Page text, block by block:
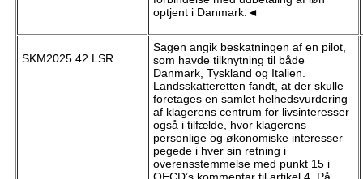
optjent i Danmark.◄
SKM2025.42.LSR
Sagen angik beskatningen af en pilot,
som havde tilknytning til både
Danmark, Tyskland og Italien.
Landsskatteretten fandt, at der skulle
foretages en samlet helhedsvurdering
af klagerens centrum for livsinteresser
også i tilfælde, hvor klagerens
personlige og økonomiske interesser
pegede i hver sin retning i
overensstemmelse med punkt 15 i